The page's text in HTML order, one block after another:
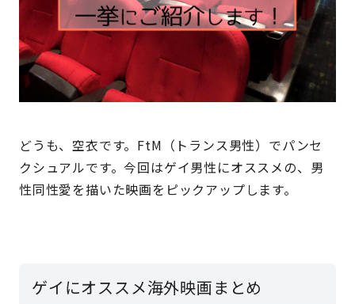
どうも、空衣です。FtM（トランス男性）でパンセ
クシュアルです。今回はゲイ男性にオススメの、男
性同性愛を描いた映画をピックアップします。
ゲイにオススメ海外映画まとめ